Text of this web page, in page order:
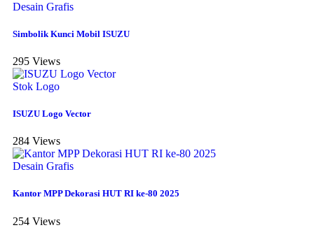
Desain Grafis
Simbolik Kunci Mobil ISUZU
295 Views
Stok Logo
ISUZU Logo Vector
284 Views
Desain Grafis
Kantor MPP Dekorasi HUT RI ke-80 2025
254 Views